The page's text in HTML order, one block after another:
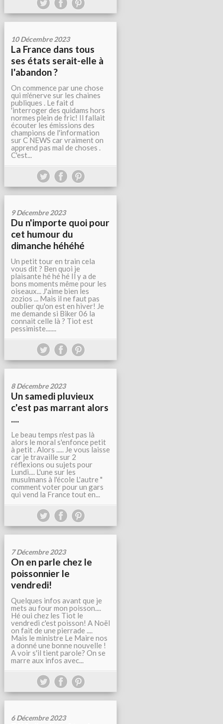
10 Décembre 2023
La France dans tous
ses états serait-elle à
l'abandon ?
On commence par une chose
qui m'énerve sur les chaines
publiques . Le fait d
'interroger des quidams hors
normes plein de fric! Il fallait
écouter les émissions des
champions de l'information
sur C NEWS car vraiment on
apprend pas mal de choses .
C'est...
9 Décembre 2023
Du n'importe quoi pour
cet humour du
dimanche héhéhé
Un petit tour en train cela
vous dit ? Ben quoi je
plaisante hé hé hé Il y a de
bons moments même pour les
oiseaux... J'aime bien les
zozios ... Mais il ne faut pas
oublier qu'on est en hiver! Je
me demande si Biker 06 la
connait celle là ? Tiot est
pessimiste.......
8 Décembre 2023
Un samedi pluvieux
c'est pas marrant alors
....
Le beau temps n'est pas là
alors le moral s'enfonce petit
à petit . Alors ..... Je vous laisse
car je travaille sur 2
réflexions ou sujets pour
Lundi.... L'une sur les
musulmans à l'école L'autre "
comment voter pour un gars
qui vend la France tout en...
7 Décembre 2023
On en parle chez le
poissonnier le
vendredi!
Quelques infos avant que je
mets au four mon poisson....
Hé oui chez les Tiot le
vendredi c'est poisson! A Noël
on fait de une pierrade ....
Mais le ministre Le Maire nos
a donné une bonne nouvelle !
A voir s'il tient parole? On se
marre aux infos avec...
6 Décembre 2023